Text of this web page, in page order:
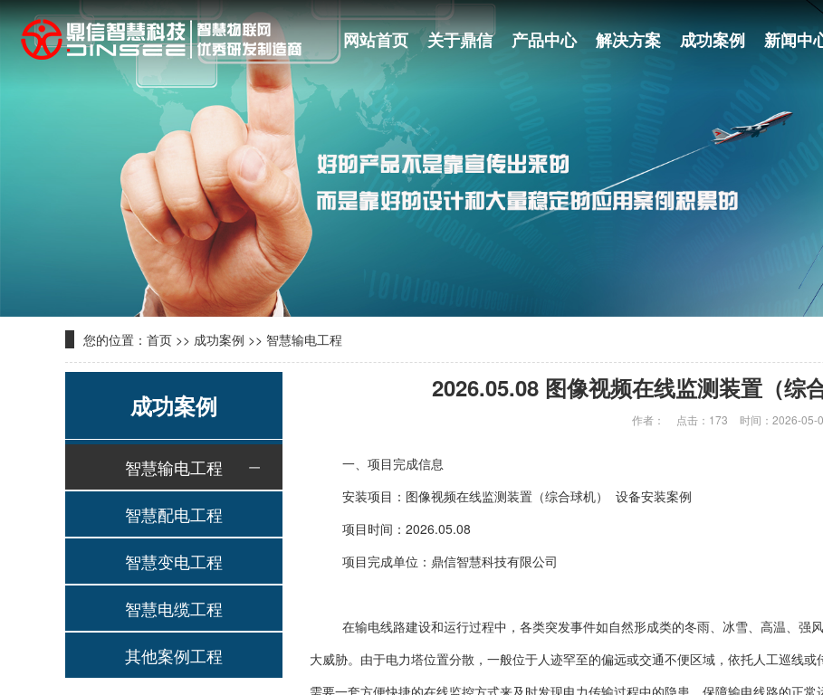
网站首页 关于鼎信 产品中心 解决方案 成功案例 新闻中
您的位置： 首页 >> 成功案例 >> 智慧输电工程
成功案例
智慧输电工程
智慧配电工程
智慧变电工程
智慧电缆工程
其他案例工程
2026.05.08 图像视频在线监测装置（综
作者： 点击：173 时间：2026-05-
一、项目完成信息
安装项目：图像视频在线监测装置 （综合球机） 设备安装案例
项目时间：2026.05.08
项目完成单位：鼎信智慧科技有限公司
在输电线路建设和运行过程中，各类突发事件如自然形成类的冬雨、冰雪、高温、强
大威胁。由于电力塔位置分散，一般位于人迹罕至的偏远或交通不便区域，依托人工巡线
需要一套方便快捷的在线监控方式来及时发现电力传输过程中的隐患，保障输电线路的正常